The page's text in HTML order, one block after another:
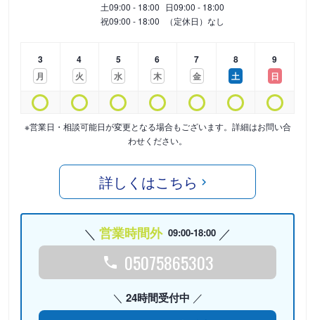
土09:00 - 18:00 日09:00 - 18:00
祝09:00 - 18:00 （定休日）なし
3
月
4
火
5
水
6
木
7
金
8
土
9
日
※営業日・相談可能日が変更となる場合もございます。詳細はお問い合
わせください。
詳しくはこちら
営業時間外 09:00-18:00
05075865303
24時間受付中